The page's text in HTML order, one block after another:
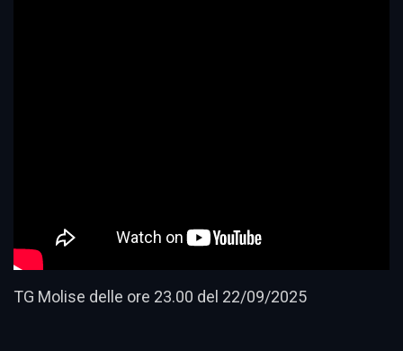
TG Molise delle ore 23.00 del 22/09/2025